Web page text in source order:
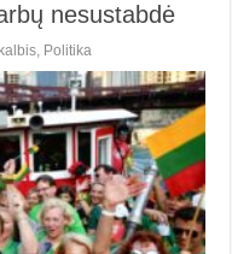
nesustabdė
, Politika